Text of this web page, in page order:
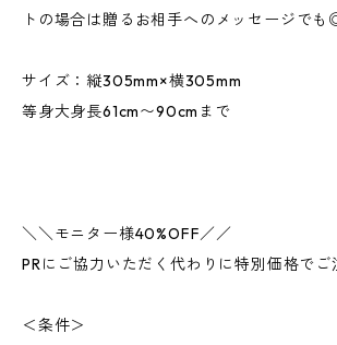
トの場合は贈るお相手へのメッセージで
サイズ：縦305mm×横305mm
等身大身長61cm〜90cmまで
＼＼モニター様40%OFF／／
PRにご協力いただく代わりに特別価格で
＜条件＞